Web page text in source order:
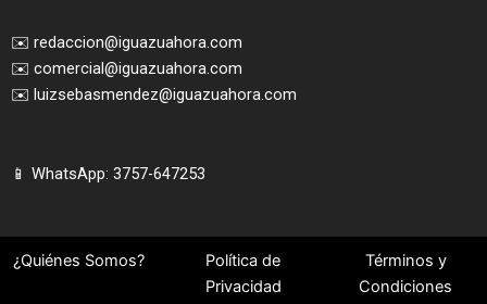
✉️ redaccion@iguazuahora.com
✉️ comercial@iguazuahora.com
✉️ luizsebasmendez@iguazuahora.com
📱 WhatsApp: 3757-647253
¿Quiénes Somos?
Política de
Privacidad
Términos y
Condiciones